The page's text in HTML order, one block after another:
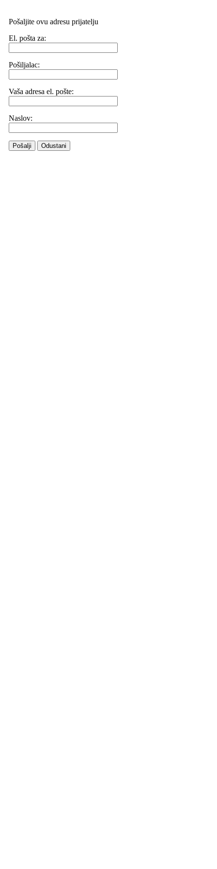
Pošaljite ovu adresu prijatelju
El. pošta za:
Pošiljalac:
Vaša adresa el. pošte:
Naslov:
Pošalji Odustani